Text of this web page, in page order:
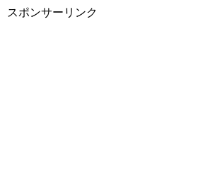
スポンサーリンク